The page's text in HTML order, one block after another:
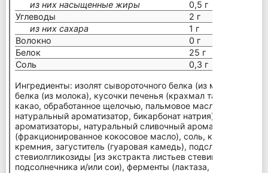
из них насыщенные жиры
0,5 г
Углеводы
2 г
из них сахара
1 г
Волокно
0 г
Белок
25 г
Соль
0,3 г
Ингредиенты: изолят сывороточного белка (из молока),
белка (из молока), кусочки печенья (крахмал тапиоки,
какао, обработанное щелочью, пальмовое масло, соль,
натуральный ароматизатор, бикарбонат натрия),
ароматизаторы, натуральный сливочный ароматизатор,
(фракционированное кокосовое масло), соль, кислота
кремния, загуститель (гуаровая камедь), подсластители
стевиолгликозиды [из экстракта листьев стевии]),
подсолнечника и/или сои), ферменты (лактаза, протеаза).